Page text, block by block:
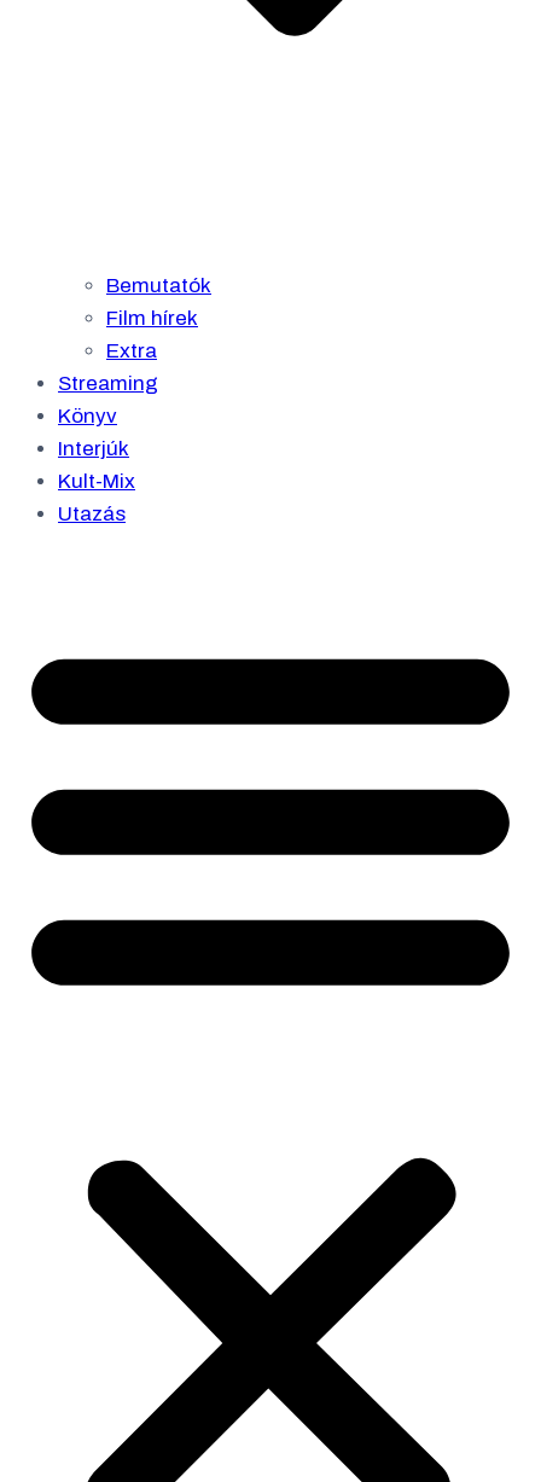
Bemutatók
Film hírek
Extra
Streaming
Könyv
Interjúk
Kult-Mix
Utazás